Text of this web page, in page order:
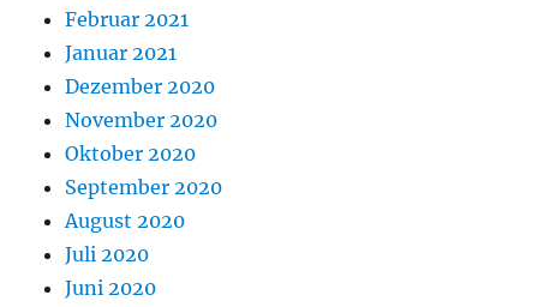
Februar 2021
Januar 2021
Dezember 2020
November 2020
Oktober 2020
September 2020
August 2020
Juli 2020
Juni 2020